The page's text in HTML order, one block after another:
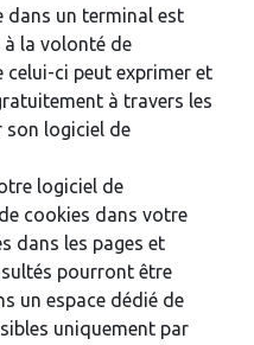
dans un terminal est
la volonté de
celui-ci peut exprimer et
à travers les
logiciel de
logiciel de
cookies dans votre
dans les pages et
pourront être
un espace dédié de
uniquement par